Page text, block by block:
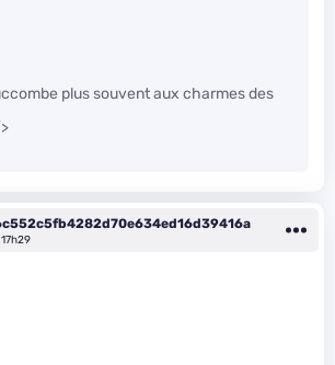
plus souvent aux charmes des